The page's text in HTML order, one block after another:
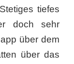
tiefes
doch sehr
über dem
über das